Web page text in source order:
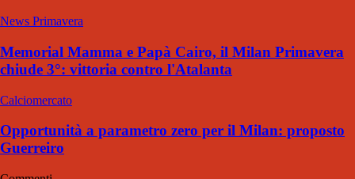
News Primavera
Memorial Mamma e Papà Cairo, il Milan Primavera
chiude 3°: vittoria contro l'Atalanta
Calciomercato
Opportunità a parametro zero per il Milan: proposto
Guerreiro